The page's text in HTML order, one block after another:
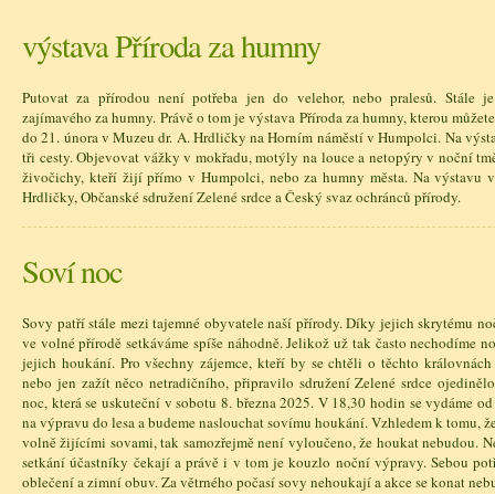
výstava Příroda za humny
Putovat za přírodou není potřeba jen do velehor, nebo pralesů. Stále
zajímavého za humny. Právě o tom je výstava Příroda za humny, kterou
do 21. února v Muzeu dr. A. Hrdličky na Horním náměstí v Humpolci. Na
tři cesty. Objevovat vážky v mokřadu, motýly na louce a netopýry v noční
živočichy, kteří žijí přímo v Humpolci, nebo za humny města. Na výstavu
Hrdličky, Občanské sdružení Zelené srdce a Český svaz ochránců přírody.
Soví noc
Sovy patří stále mezi tajemné obyvatele naší přírody. Díky jejich skrytému
ve volné přírodě setkáváme spíše náhodně. Jelikož už tak často nechodíme
jejich houkání. Pro všechny zájemce, kteří by se chtěli o těchto
nebo jen zažít něco netradičního, připravilo sdružení Zelené srdce
noc, která se uskuteční v sobotu 8. března 2025. V 18,30 hodin se vydáme
na výpravu do lesa a budeme naslouchat sovímu houkání. Vzhledem k tomu,
volně žijícími sovami, tak samozřejmě není vyloučeno, že houkat nebudou.
setkání účastníky čekají a právě i v tom je kouzlo noční výpravy. Sebou
oblečení a zimní obuv. Za větrného počasí sovy nehoukají a akce se konat